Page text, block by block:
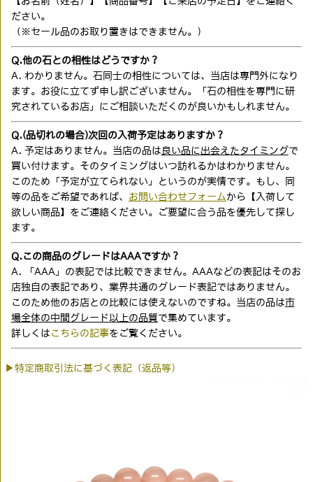
ださい。
（※セール品のお取り置きはできません。）
Q.他の石との相性はどうですか？
A. わかりません。石同士の相性については、当店は専門外になり
ます。お役に立てず申し訳ございません。「石の相性を専門に研
究されているお店」にご相談いただくのが良いかもしれません。
Q.(品切れの場合)次回の入荷予定はありますか？
A. 予定はありません。当店の品は 良い品に出会えたタイミングで
買い付けます。そのタイミングはいつ訪れるかはわかりません。
このため「予定が立てられない」というのが実情です。もし、同
等の品をご希望であれば、 お問い合わせフォーム から【入荷して
欲しい商品】をご連絡ください。ご要望に合う品を優先して探し
ます。
Q.この商品のグレードはAAAですか？
A. 「AAA」の表記では比較できません。AAAなどの表記はそのお
店独自の表記であり、業界共通のグレード表記ではありません。
このため他のお店との比較には使えないのですね。当店の品は市
場全体の中間グレード以上の品質で集めています。
詳しくは こちらの記事をご覧ください。
▶特定商取引法に基づく表記（返品等）